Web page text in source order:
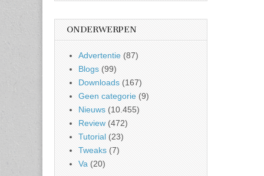
ONDERWERPEN
Advertentie (87)
Blogs (99)
Downloads (167)
Geen categorie (9)
Nieuws (10.455)
Review (472)
Tutorial (23)
Tweaks (7)
Va (20)